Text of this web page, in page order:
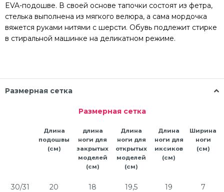
EVA-подошве. В своей основе тапочки состоят из фетра,
стелька выполнена из мягкого велюра, а сама мордочка
вяжется руками нитями с шерсти. Обувь подлежит стирке
в стиральной машинке на деликатном режиме.
Размерная сетка
Размерная сетка
Длина
подошвы
(см)
длина
ноги для
закрытых
моделей
(см)
Длина
ноги для
открытых
моделей
(см)
Длина
ноги для
иксиков
(см)
Ширина
ноги
(см)
30/31 20 18 19,5 19
7